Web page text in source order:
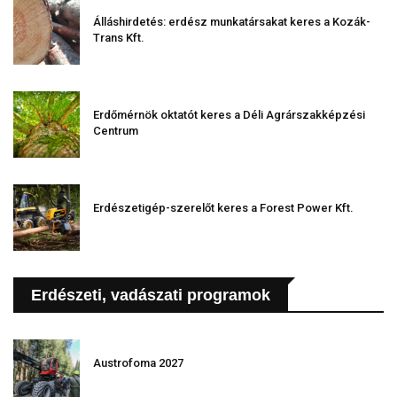
Álláshirdetés: erdész munkatársakat keres a Kozák-
Trans Kft.
Erdőmérnök oktatót keres a Déli Agrárszakképzési
Centrum
Erdészetigép-szerelőt keres a Forest Power Kft.
Erdészeti, vadászati programok
Austrofoma 2027